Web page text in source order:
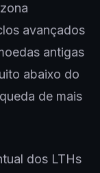
avançados
antigas
abaixo do
de mais
dos LTHs